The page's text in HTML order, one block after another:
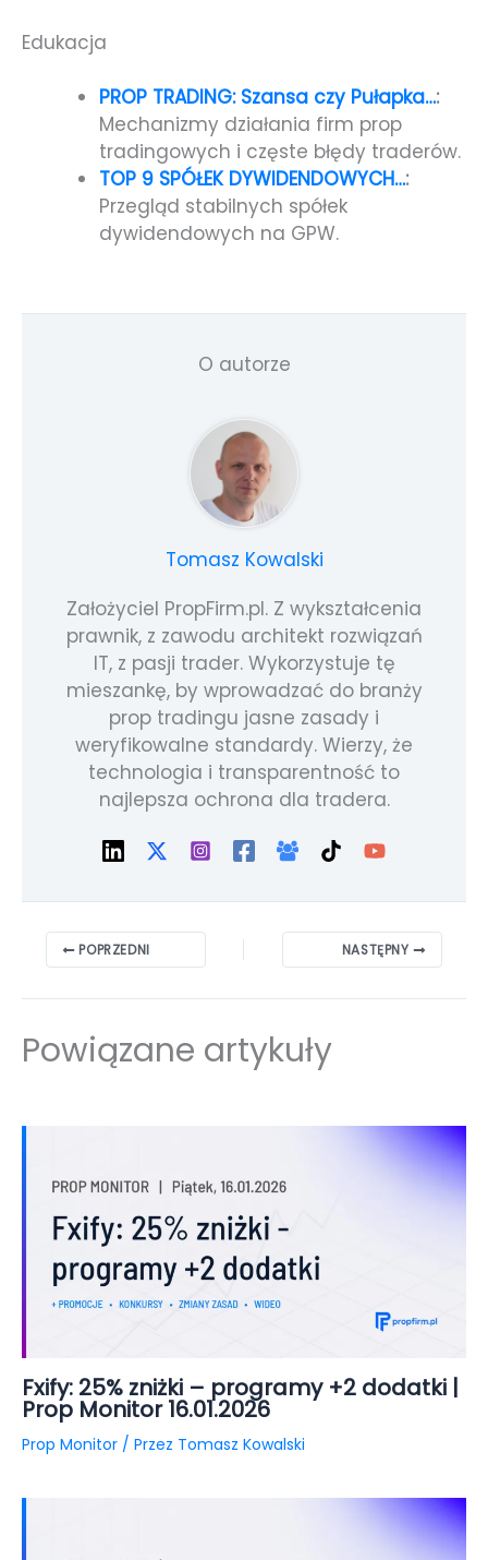
Edukacja
PROP TRADING: Szansa czy Pułapka…:
Mechanizmy działania firm prop
tradingowych i częste błędy traderów.
TOP 9 SPÓŁEK DYWIDENDOWYCH…:
Przegląd stabilnych spółek
dywidendowych na GPW.
O autorze
Tomasz Kowalski
Założyciel PropFirm.pl. Z wykształcenia
prawnik, z zawodu architekt rozwiązań
IT, z pasji trader. Wykorzystuje tę
mieszankę, by wprowadzać do branży
prop tradingu jasne zasady i
weryfikowalne standardy. Wierzy, że
technologia i transparentność to
najlepsza ochrona dla tradera.
POPRZEDNI NASTĘPNY
Powiązane artykuły
Fxify: 25% zniżki – programy +2 dodatki |
Prop Monitor 16.01.2026
Prop Monitor / Przez Tomasz Kowalski